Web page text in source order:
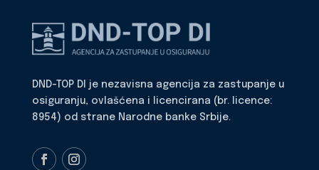
DND-TOP DI je nezavisna agencija za zastupanje u
osiguranju, ovlašćena i licencirana (br. licence:
8954) od strane Narodne banke Srbije.